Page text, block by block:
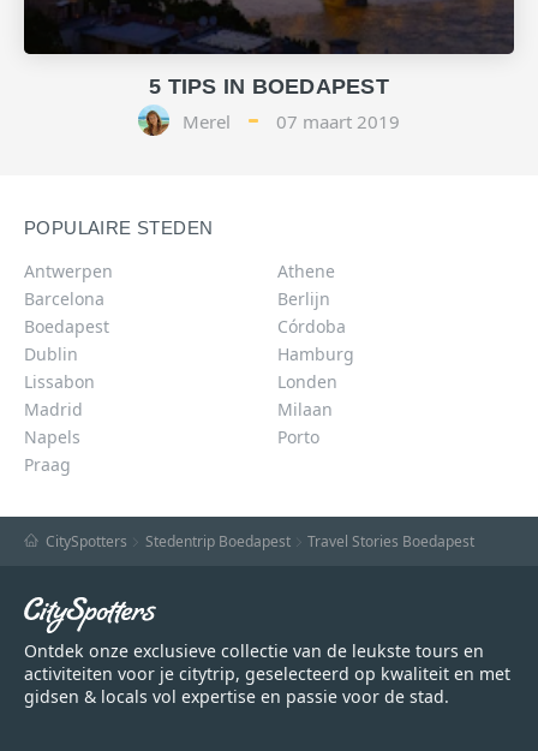
5 TIPS IN BOEDAPEST
Merel
07 maart 2019
POPULAIRE STEDEN
Antwerpen
Athene
Barcelona
Berlijn
Boedapest
Córdoba
Dublin
Hamburg
Lissabon
Londen
Madrid
Milaan
Napels
Porto
Praag
CitySpotters Stedentrip Boedapest Travel Stories Boedapest
Ontdek onze exclusieve collectie van de leukste tours en
activiteiten voor je citytrip, geselecteerd op kwaliteit en met
gidsen & locals vol expertise en passie voor de stad.